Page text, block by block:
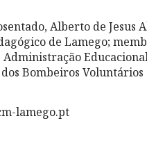
Alberto de Jesus
de Lamego;
Bombeiros Voluntários
lamego.pt